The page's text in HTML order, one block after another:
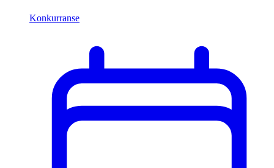
Konkurranse